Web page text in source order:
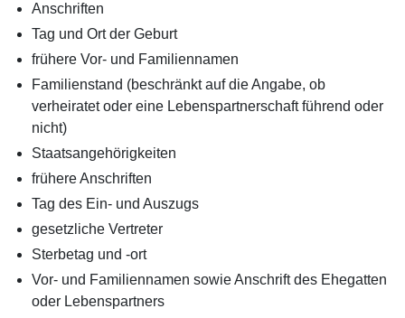
Anschriften
Tag und Ort der Geburt
frühere Vor- und Familiennamen
Familienstand (beschränkt auf die Angabe, ob
verheiratet oder eine Lebenspartnerschaft führend oder
nicht)
Staatsangehörigkeiten
frühere Anschriften
Tag des Ein- und Auszugs
gesetzliche Vertreter
Sterbetag und -ort
Vor- und Familiennamen sowie Anschrift des Ehegatten
oder Lebenspartners